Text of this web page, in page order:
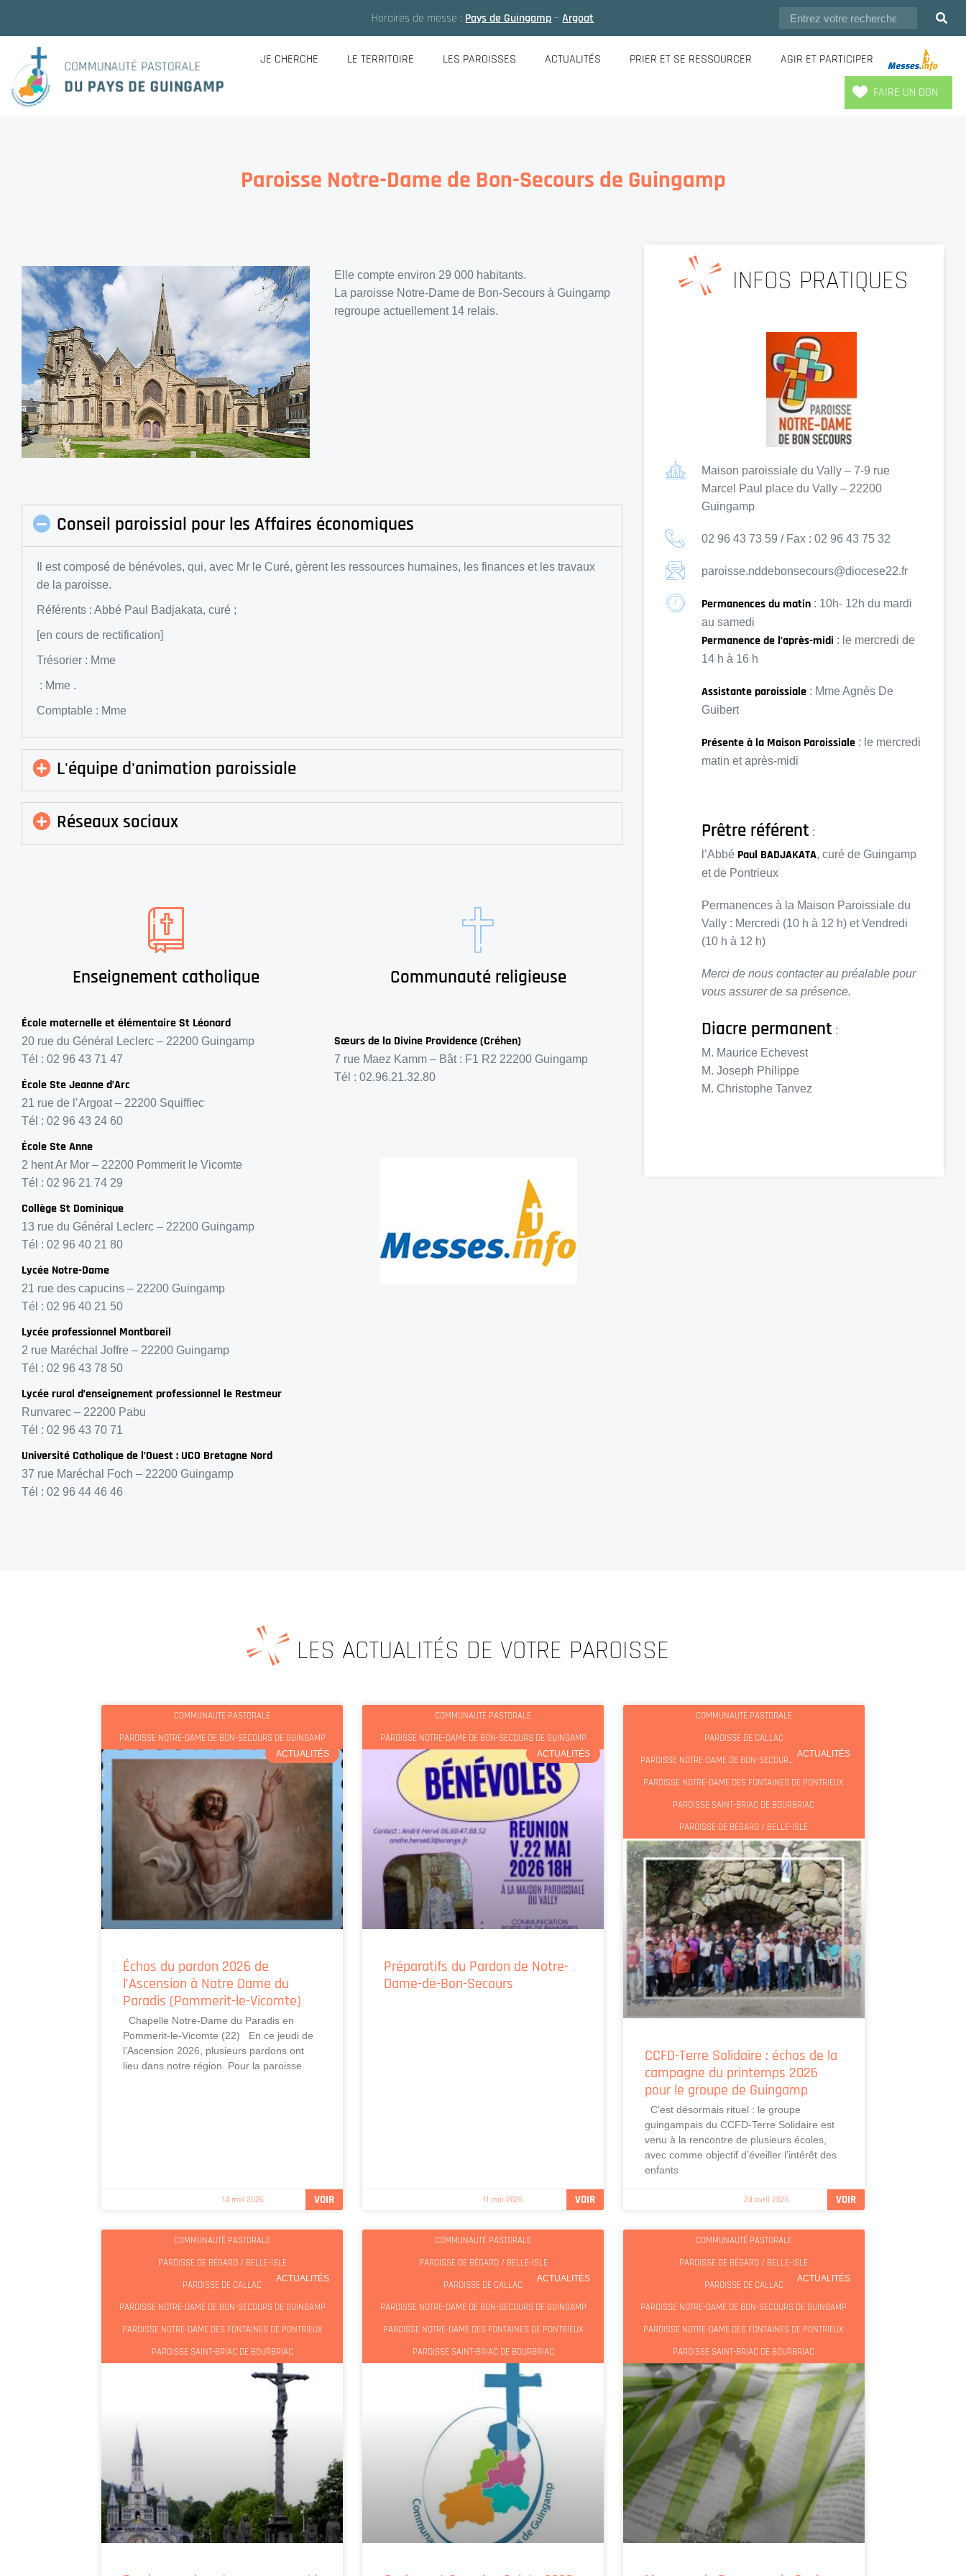
Horaires de messe : Pays de Guingamp–Argoat
JE CHERCHE LE TERRITOIRE LES PAROISSES ACTUALITÉS PRIER ET SE RESSOURCER AGIR ET PARTICIPER
FAIRE UN DON
Paroisse Notre-Dame de Bon-Secours de Guingamp
Elle compte environ 29 000 habitants.
La paroisse Notre-Dame de Bon-Secours à Guingamp
regroupe actuellement 14 relais.
Conseil paroissial pour les Affaires économiques
Il est composé de bénévoles, qui, avec Mr le Curé, gèrent les ressources humaines, les finances et les travaux
de la paroisse.
Référents : Abbé Paul Badjakata, curé ;
[en cours de rectification]
Trésorier : Mme
: Mme .
Comptable : Mme
L'équipe d'animation paroissiale
Réseaux sociaux
Enseignement catholique
École maternelle et élémentaire St Léonard
20 rue du Général Leclerc – 22200 Guingamp
Tél : 02 96 43 71 47
École Ste Jeanne d’Arc
21 rue de l’Argoat – 22200 Squiffiec
Tél : 02 96 43 24 60
École Ste Anne
2 hent Ar Mor – 22200 Pommerit le Vicomte
Tél : 02 96 21 74 29
Collège St Dominique
13 rue du Général Leclerc – 22200 Guingamp
Tél : 02 96 40 21 80
Lycée Notre-Dame
21 rue des capucins – 22200 Guingamp
Tél : 02 96 40 21 50
Lycée professionnel Montbareil
2 rue Maréchal Joffre – 22200 Guingamp
Tél : 02 96 43 78 50
Lycée rural d’enseignement professionnel le Restmeur
Runvarec – 22200 Pabu
Tél : 02 96 43 70 71
Université Catholique de l’Ouest : UCO Bretagne Nord
37 rue Maréchal Foch – 22200 Guingamp
Tél : 02 96 44 46 46
Communauté religieuse
Sœurs de la Divine Providence (Créhen)
7 rue Maez Kamm – Bât : F1 R2 22200 Guingamp
Tél : 02.96.21.32.80
INFOS PRATIQUES
Maison paroissiale du Vally – 7-9 rue
Marcel Paul place du Vally – 22200
Guingamp
02 96 43 73 59 / Fax : 02 96 43 75 32
paroisse.nddebonsecours@diocese22.fr
Permanences du matin: 10h- 12h du mardi
au samedi
Permanence de l’après-midi : le mercredi de
14 h à 16 h
Assistante paroissiale: Mme Agnès De
Guibert
Présente à la Maison Paroissiale: le mercredi
matin et après-midi
Prêtre référent :
l’Abbé Paul BADJAKATA, curé de Guingamp
et de Pontrieux
Permanences à la Maison Paroissiale du
Vally : Mercredi (10 h à 12 h) et Vendredi
(10 h à 12 h)
Merci de nous contacter au préalable pour
vous assurer de sa présence.
Diacre permanent :
M. Maurice Echevest
M. Joseph Philippe
M. Christophe Tanvez
LES ACTUALITÉS DE VOTRE PAROISSE
COMMUNAUTÉ PASTORALE
PAROISSE NOTRE-DAME DE BON-SECOURS DE GUINGAMP
ACTUALITÉS
Échos du pardon 2026 de
l’Ascension à Notre Dame du
Paradis (Pommerit-le-Vicomte)
Chapelle Notre-Dame du Paradis en
Pommerit-le-Vicomte (22) En ce jeudi de
l’Ascension 2026, plusieurs pardons ont
lieu dans notre région. Pour la paroisse
VOIR
14 mai 2026
COMMUNAUTÉ PASTORALE
PAROISSE NOTRE-DAME DE BON-SECOURS DE GUINGAMP
ACTUALITÉS
Préparatifs du Pardon de Notre-
Dame-de-Bon-Secours
VOIR
11 mai 2026
COMMUNAUTÉ PASTORALE
PAROISSE DE CALLAC
PAROISSE NOTRE-DAME DE BON-SECOURS DE GUINGAMP
PAROISSE NOTRE-DAME DES FONTAINES DE PONTRIEUX
PAROISSE SAINT-BRIAC DE BOURBRIAC
PAROISSE DE BÉGARD / BELLE-ISLE
ACTUALITÉS
CCFD-Terre Solidaire : échos de la
campagne du printemps 2026
pour le groupe de Guingamp
C’est désormais rituel : le groupe
guingampais du CCFD-Terre Solidaire est
venu à la rencontre de plusieurs écoles,
avec comme objectif d’éveiller l’intérêt des
enfants
VOIR
24 avril 2026
COMMUNAUTÉ PASTORALE
PAROISSE DE BÉGARD / BELLE-ISLE
PAROISSE DE CALLAC
PAROISSE NOTRE-DAME DE BON-SECOURS DE GUINGAMP
PAROISSE NOTRE-DAME DES FONTAINES DE PONTRIEUX
PAROISSE SAINT-BRIAC DE BOURBRIAC
ACTUALITÉS
COMMUNAUTÉ PASTORALE
PAROISSE DE BÉGARD / BELLE-ISLE
PAROISSE DE CALLAC
PAROISSE NOTRE-DAME DE BON-SECOURS DE GUINGAMP
PAROISSE NOTRE-DAME DES FONTAINES DE PONTRIEUX
PAROISSE SAINT-BRIAC DE BOURBRIAC
ACTUALITÉS
COMMUNAUTÉ PASTORALE
PAROISSE DE BÉGARD / BELLE-ISLE
PAROISSE DE CALLAC
PAROISSE NOTRE-DAME DE BON-SECOURS DE GUINGAMP
PAROISSE NOTRE-DAME DES FONTAINES DE PONTRIEUX
PAROISSE SAINT-BRIAC DE BOURBRIAC
ACTUALITÉS